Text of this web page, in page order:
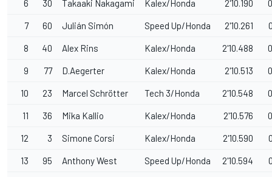
6 30 Takaaki Nakagami Kalex/Honda 2'10.190
7 60 Julián Simón Speed Up/Honda 2'10.261
8 40 Alex Rins Kalex/Honda 2'10.488
9 77 D.Aegerter Kalex/Honda 2'10.513
10 23 Marcel Schrötter Tech 3/Honda 2'10.548
11 36 Mika Kallio Kalex/Honda 2'10.576
12 3 Simone Corsi Kalex/Honda 2'10.590
13 95 Anthony West Speed Up/Honda 2'10.594